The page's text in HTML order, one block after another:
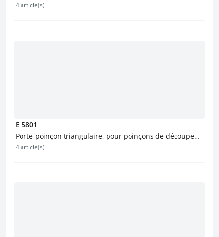
ISO 8020
4 article(s)
E 5801
Porte-poinçon triangulaire, pour poinçons de découpe
ISO 8020, avec sécurité antirotation
4 article(s)